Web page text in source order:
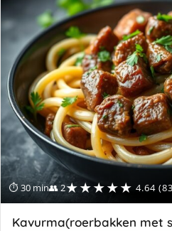
⏱ 30 min👥 2★★★★★ 4.64
Kavurma(roerbakken met